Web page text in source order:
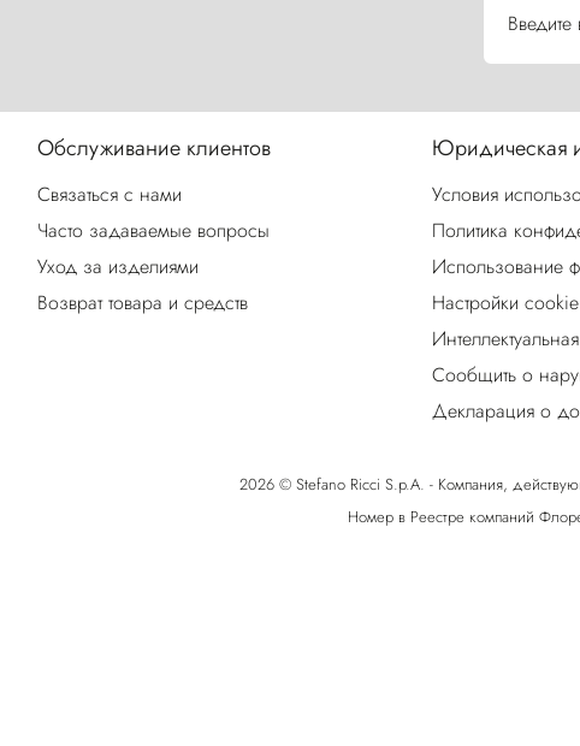
Обслуживание клиентов
Связаться с нами
Часто задаваемые вопросы
Уход за изделиями
Возврат товара и средств
Юридическая
Условия
Политика
Использование
Настройки cookie
Сообщить о
Декларация о
2026 © Stefano Ricci S.p.A. - Компания,
Номер в Реестре компаний